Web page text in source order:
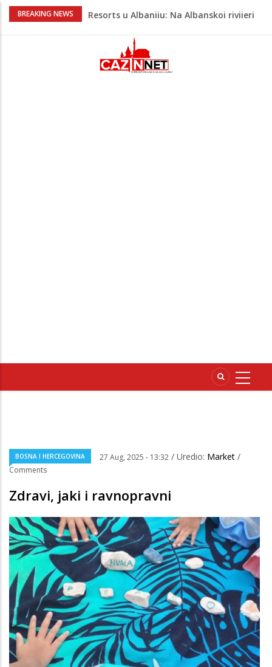
BREAKING NEWS
Viktor Orban snimljen u
Muzičari mu svirali na uho, on uživao u
Jutro donijelo velike gužve: Kolone na
BOSNA I HERCEGOVINA 27 Aug, 2025 - 13:32 / Uredio: Market /
Comments
Zdravi, jaki i ravnopravni